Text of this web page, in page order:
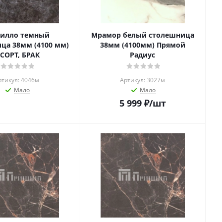
темный
38мм (4100 мм)
БРАК
4046м
Мало
Мрамор белый столешница
38мм (4100мм) Прямой
Радиус
Артикул: 3027м
Мало
5 999₽/шт